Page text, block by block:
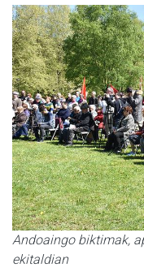
Andoaingo biktimak,
ekitaldian